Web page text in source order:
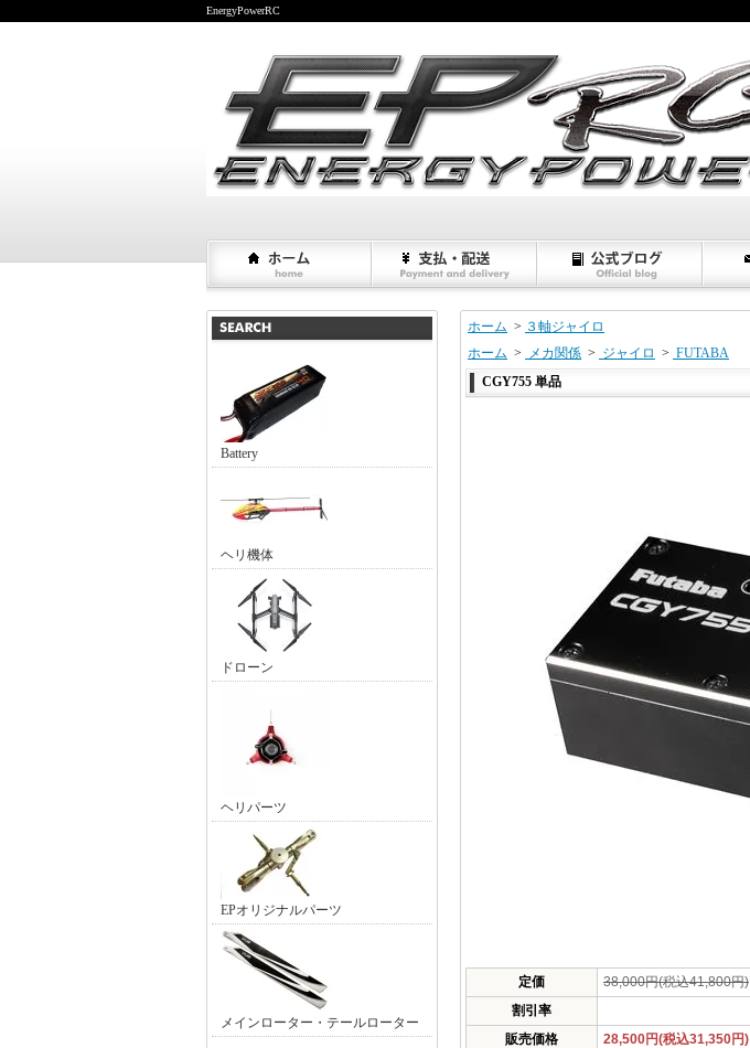
EnergyPowerRC
Battery
ヘリ機体
ドローン
ヘリパーツ
EPオリジナルパーツ
メインローター・テールローター
ホーム > ３軸ジャイロ
ホーム > メカ関係 > ジャイロ > FUTABA
CGY755 単品
定価
38,000円(税込41,800円)
割引率
販売価格
28,500円(税込31,350円)